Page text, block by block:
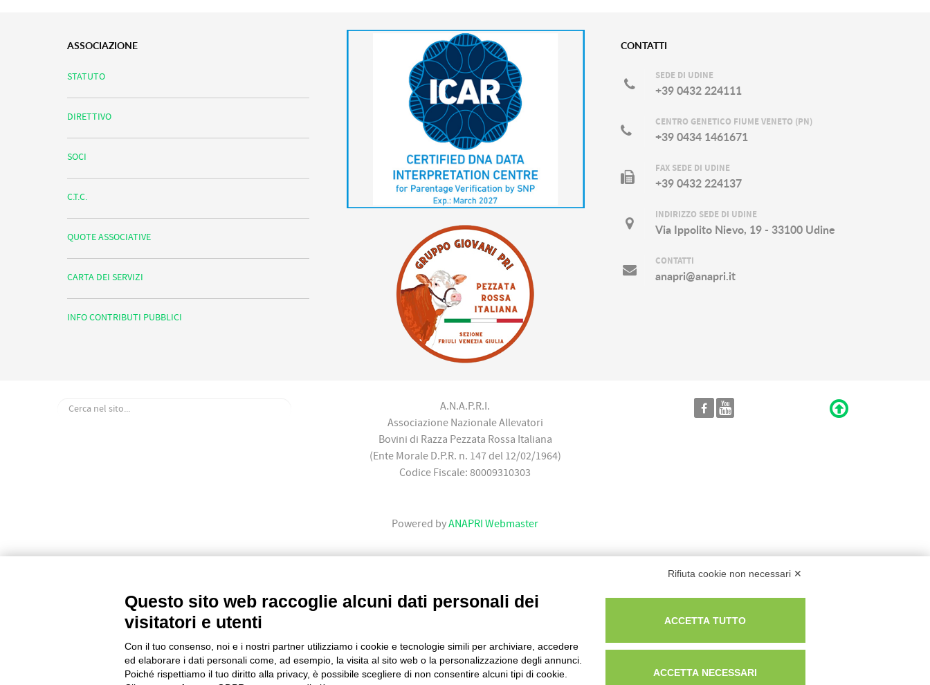
ASSOCIAZIONE
STATUTO
DIRETTIVO
SOCI
C.T.C.
QUOTE ASSOCIATIVE
CARTA DEI SERVIZI
INFO CONTRIBUTI PUBBLICI
CONTATTI
SEDE DI UDINE
+39 0432 224111
CENTRO GENETICO FIUME VENETO (PN)
+39 0434 1461671
FAX SEDE DI UDINE
+39 0432 224137
INDIRIZZO SEDE DI UDINE
Via Ippolito Nievo, 19 - 33100 Udine
CONTATTI
anapri@anapri.it
A.N.A.P.R.I.
Associazione Nazionale Allevatori
Bovini di Razza Pezzata Rossa Italiana
(Ente Morale D.P.R. n. 147 del 12/02/1964)
Codice Fiscale: 80009310303
Powered byANAPRI Webmaster
Rifiuta cookie non necessari ✕
Questo sito web raccoglie alcuni dati personali dei
visitatori e utenti
Con il tuo consenso, noi e i nostri partner utilizziamo i cookie e tecnologie simili per archiviare, accedere
ed elaborare i dati personali come, ad esempio, la visita al sito web o la personalizzazione degli annunci.
Poiché rispettiamo il tuo diritto alla privacy, è possibile scegliere di non consentire alcuni tipi di cookie.
ACCETTA TUTTO
ACCETTA NECESSARI